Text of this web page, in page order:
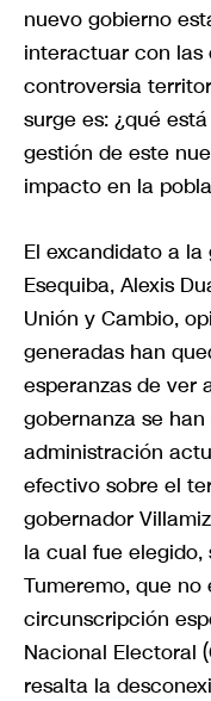
nuevo gobierno
interactuar con las
controversia
surge es: ¿qué
gestión de este
impacto en la
El excandidato a
Esequiba, Alexis
Unión y Cambio,
generadas han
esperanzas de ver
gobernanza se
administración
efectivo sobre el
gobernador
la cual fue
Tumeremo, que
circunscripción
Nacional Electoral
resalta la